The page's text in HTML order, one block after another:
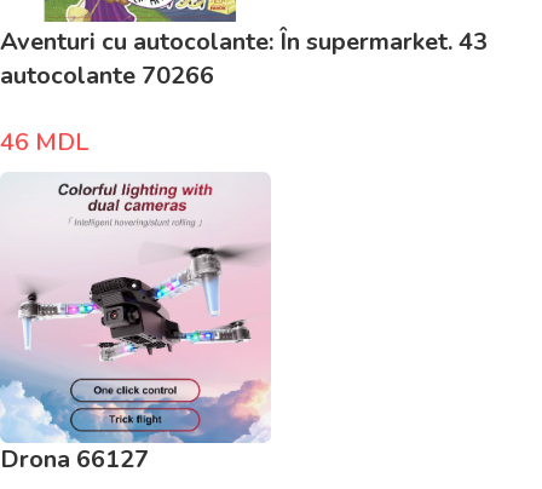
Aventuri cu autocolante: În supermarket. 43
autocolante 70266
46 MDL
Drona 66127